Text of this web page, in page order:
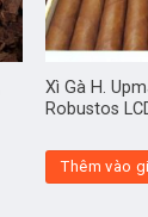
Xì Gà H.
Robustos
Thêm vào